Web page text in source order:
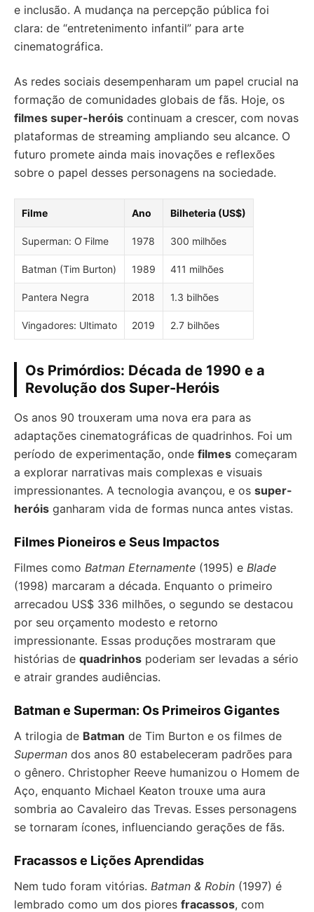
e inclusão. A mudança na percepção pública foi
clara: de “entretenimento infantil” para arte
cinematográfica.
As redes sociais desempenharam um papel crucial na
formação de comunidades globais de fãs. Hoje, os
filmes super-heróis continuam a crescer, com novas
plataformas de streaming ampliando seu alcance. O
futuro promete ainda mais inovações e reflexões
sobre o papel desses personagens na sociedade.
Filme Ano Bilheteria (US$)
Superman: O Filme 1978 300 milhões
Batman (Tim Burton) 1989 411 milhões
Pantera Negra 2018 1.3 bilhões
Vingadores: Ultimato 2019 2.7 bilhões
Os Primórdios: Década de 1990 e a
Revolução dos Super-Heróis
Os anos 90 trouxeram uma nova era para as
adaptações cinematográficas de quadrinhos. Foi um
período de experimentação, onde filmes começaram
a explorar narrativas mais complexas e visuais
impressionantes. A tecnologia avançou, e os super-
heróis ganharam vida de formas nunca antes vistas.
Filmes Pioneiros e Seus Impactos
Filmes como Batman Eternamente (1995) e Blade
(1998) marcaram a década. Enquanto o primeiro
arrecadou US$ 336 milhões, o segundo se destacou
por seu orçamento modesto e retorno
impressionante. Essas produções mostraram que
histórias de quadrinhos poderiam ser levadas a sério
e atrair grandes audiências.
Batman e Superman: Os Primeiros Gigantes
A trilogia de Batman de Tim Burton e os filmes de
Superman dos anos 80 estabeleceram padrões para
o gênero. Christopher Reeve humanizou o Homem de
Aço, enquanto Michael Keaton trouxe uma aura
sombria ao Cavaleiro das Trevas. Esses personagens
se tornaram ícones, influenciando gerações de fãs.
Fracassos e Lições Aprendidas
Nem tudo foram vitórias. Batman & Robin (1997) é
lembrado como um dos piores fracassos, com